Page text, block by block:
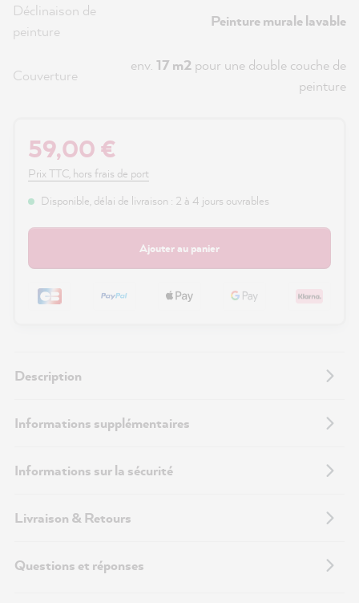
Déclinaison de
peinture
Peinture murale lavable
Couverture
env. 17 m2 pour une double couche de
peinture
59,00 €
Prix TTC, hors frais de port
Disponible, délai de livraison : 2 à 4 jours ouvrables
Ajouter au panier
Description
Informations supplémentaires
Informations sur la sécurité
Livraison & Retours
Questions et réponses